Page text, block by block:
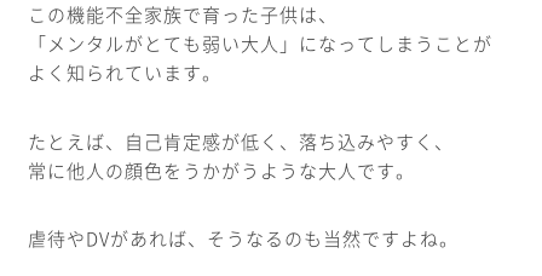
この機能不全家族で育った子供は、
「メンタルがとても弱い大人」になってしまうことが
よく知られています。
たとえば、自己肯定感が低く、落ち込みやすく、
常に他人の顔色をうかがうような大人です。
虐待やDVがあれば、そうなるのも当然ですよね。